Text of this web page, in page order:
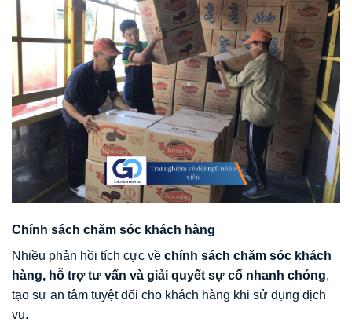
Chính sách chăm sóc khách hàng
Nhiều phản hồi tích cực về chính sách chăm sóc khách
hàng, hỗ trợ tư vấn và giải quyết sự cố nhanh chóng,
tạo sự an tâm tuyệt đối cho khách hàng khi sử dụng dịch
vụ.